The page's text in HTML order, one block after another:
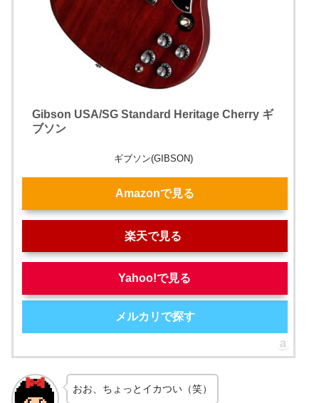
Gibson USA/SG Standard Heritage Cherry ギ
ブソン
ギブソン(GIBSON)
Amazonで見る
楽天で見る
Yahoo!で見る
メルカリで探す
おお、ちょっとイカつい（笑）